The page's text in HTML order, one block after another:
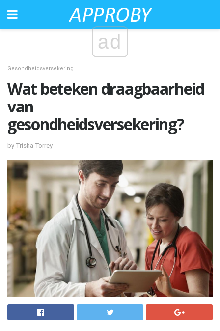
ad
Gesondheidsversekering
Wat beteken draagbaarheid
van
gesondheidsversekering?
by Trisha Torrey